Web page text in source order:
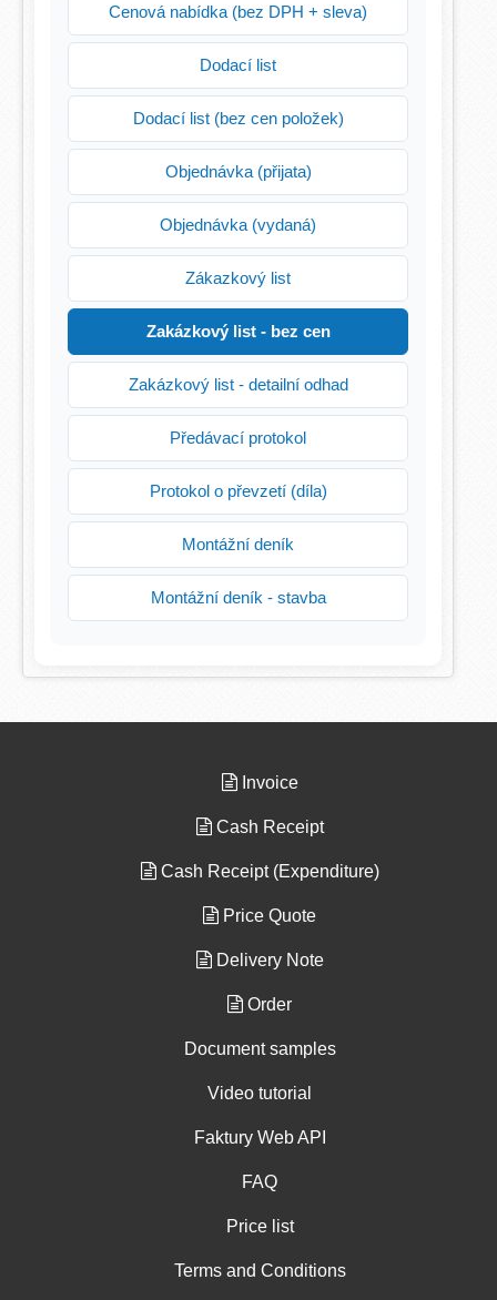
Cenová nabídka (bez DPH + sleva)
Dodací list
Dodací list (bez cen položek)
Objednávka (přijata)
Objednávka (vydaná)
Zákazkový list
Zakázkový list - bez cen
Zakázkový list - detailní odhad
Předávací protokol
Protokol o převzetí (díla)
Montážní deník
Montážní deník - stavba
Invoice
Cash Receipt
Cash Receipt (Expenditure)
Price Quote
Delivery Note
Order
Document samples
Video tutorial
Faktury Web API
FAQ
Price list
Terms and Conditions